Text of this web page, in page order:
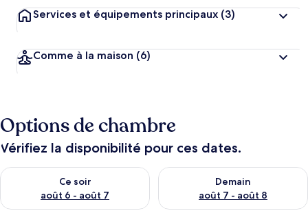
Services et équipements principaux (3)
Comme à la maison (6)
Options de chambre
Vérifiez la disponibilité pour ces dates.
Ce soir
août 6 - août 7
Vérifier la disponibilité pour ce soir août 6 - août 7
Demain
août 7 - août 8
Vérifier la disponibilité pour